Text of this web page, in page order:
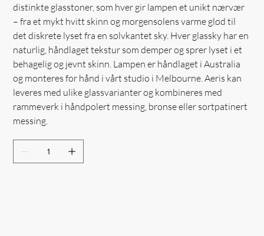
distinkte glasstoner, som hver gir lampen et unikt nærvær
– fra et mykt hvitt skinn og morgensolens varme glød til
det diskrete lyset fra en sølvkantet sky. Hver glassky har en
naturlig, håndlaget tekstur som demper og sprer lyset i et
behagelig og jevnt skinn. Lampen er håndlaget i Australia
og monteres for hånd i vårt studio i Melbourne. Aeris kan
leveres med ulike glassvarianter og kombineres med
rammeverk i håndpolert messing, bronse eller sortpatinert
messing.